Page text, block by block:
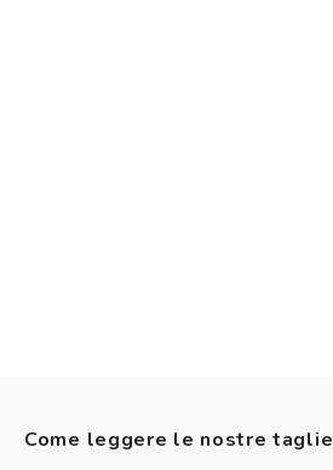
Come leggere le nostre taglie